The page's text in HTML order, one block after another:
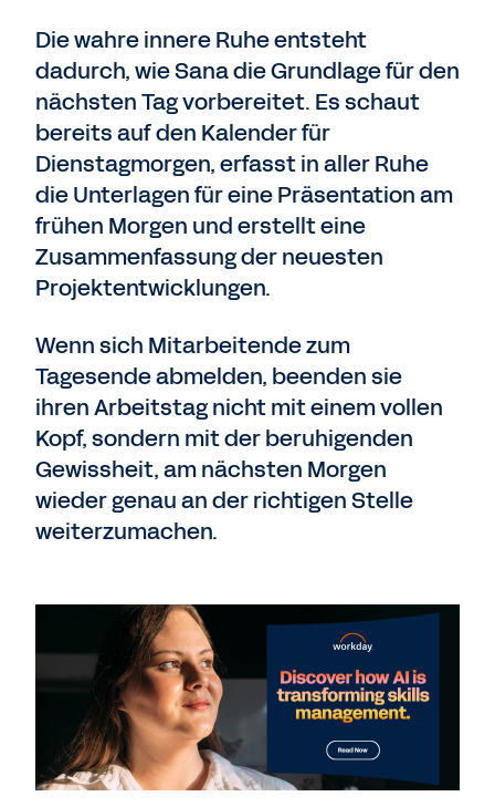
Die wahre innere Ruhe entsteht
dadurch, wie Sana die Grundlage für den
nächsten Tag vorbereitet. Es schaut
bereits auf den Kalender für
Dienstagmorgen, erfasst in aller Ruhe
die Unterlagen für eine Präsentation am
frühen Morgen und erstellt eine
Zusammenfassung der neuesten
Projektentwicklungen.
Wenn sich Mitarbeitende zum
Tagesende abmelden, beenden sie
ihren Arbeitstag nicht mit einem vollen
Kopf, sondern mit der beruhigenden
Gewissheit, am nächsten Morgen
wieder genau an der richtigen Stelle
weiterzumachen.